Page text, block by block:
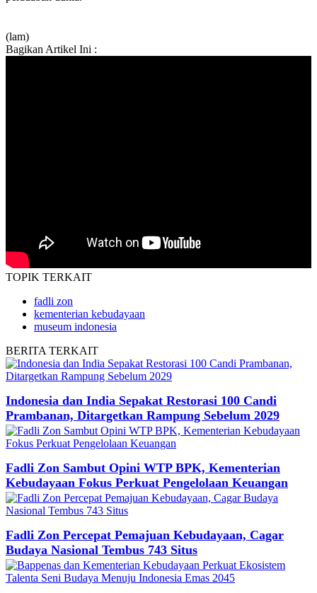
(lam)
Bagikan Artikel Ini :
TOPIK TERKAIT
fadli zon
kementerian kebudayaan
museum indonesia
BERITA TERKAIT
Indonesia dan India Sepakat Restorasi 100 Candi
Prambanan, Ditargetkan Rampung Sebelum 2029
Fadli Zon Sambut Opini WTP BPK, Kementerian
Kebudayaan Fokus Perkuat Pengelolaan Keuangan
Fadli Zon Percepat Pemajuan Kebudayaan, Cagar
Budaya Nasional Tembus 743 Situs